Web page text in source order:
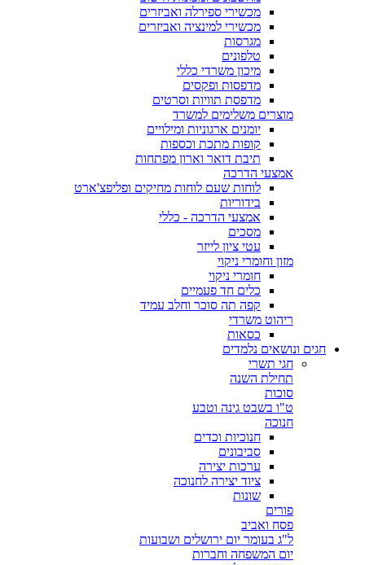
מכשירי ספירלה ואביזרים
מכשירי למינציה ואביזרים
מגרסות
טלפונים
מיכון משרדי כללי
מדפסות ופקסים
מדפסת תוויות וסרטים
מוצרים משלימים למשרד
יומנים ארגוניות ומילויים
קופות מתכת וכספות
תיבת דואר וארון מפתחות
אמצעי הדרכה
לוחות שעם לוחות מחיקים ופליפצ'ארט
בידוריות
אמצעי הדרכה - כללי
מסכים
עטי ציון לייזר
מזון וחומרי ניקוי
חומרי ניקוי
כלים חד פעמיים
קפה תה סוכר וחלב עמיד
ריהוט משרדי
כסאות
חגים ונושאים נלמדים
חגי תשרי
תחילת השנה
סוכות
ט"ו בשבט גינה וטבע
חנוכה
חנוכיות וכדים
סביבונים
ערכות יצירה
ציוד יצירה לחנוכה
שונות
פורים
פסח ואביב
ל"ג בעומר יום ירושלים ושבועות
יום המשפחה וחברות